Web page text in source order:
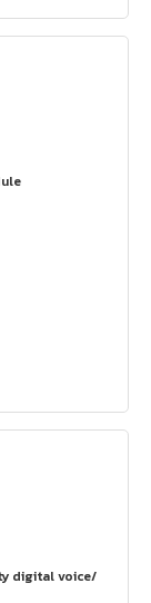
digital voice/